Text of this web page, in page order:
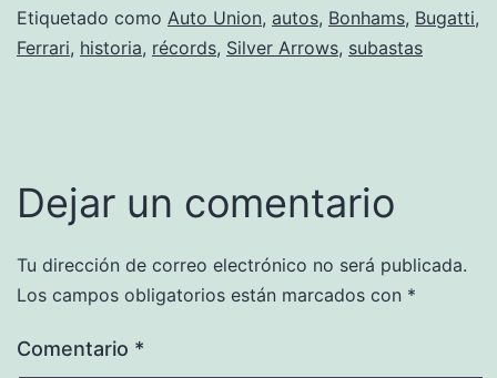
Etiquetado como Auto Union, autos, Bonhams, Bugatti,
Ferrari, historia, récords, Silver Arrows, subastas
Dejar un comentario
Tu dirección de correo electrónico no será publicada.
Los campos obligatorios están marcados con *
Comentario *